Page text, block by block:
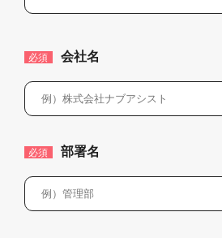
必須 会社名
必須 部署名